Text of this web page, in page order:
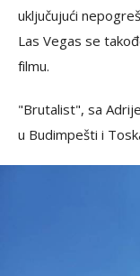
uključujući
Las Vegas se
filmu.
"Brutalist", sa
u Budimpešti i